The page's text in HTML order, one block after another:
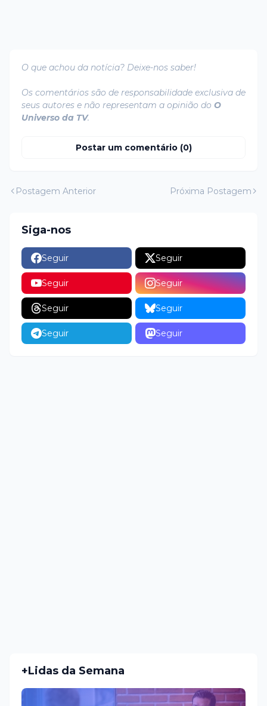
O que achou da notícia? Deixe-nos saber!
Os comentários são de responsabilidade exclusiva de
seus autores e não representam a opinião do O
Universo da TV.
Postar um comentário (0)
Postagem Anterior Próxima Postagem
Siga-nos
Seguir Seguir
Seguir Seguir
Seguir Seguir
Seguir Seguir
+Lidas da Semana